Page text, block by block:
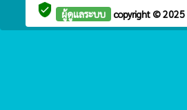
verified_user ผู้ดูแลระบบ copyright © 2025